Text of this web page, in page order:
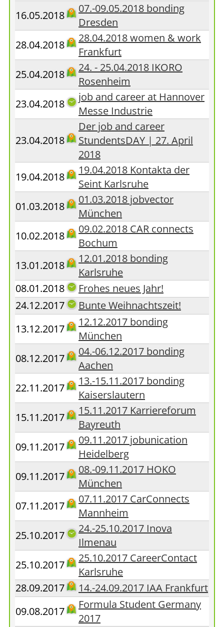
16.05.2018
07.-09.05.2018 bonding
Dresden
28.04.2018
28.04.2018 women & work
Frankfurt
25.04.2018
24. - 25.04.2018 IKORO
Rosenheim
23.04.2018
job and career at Hannover
Messe Industrie
23.04.2018
Der job and career
StundentsDAY | 27. April
2018
19.04.2018
19.04.2018 Kontakta der
Seint Karlsruhe
01.03.2018
01.03.2018 jobvector
München
10.02.2018
09.02.2018 CAR connects
Bochum
13.01.2018
12.01.2018 bonding
Karlsruhe
08.01.2018
Frohes neues Jahr!
24.12.2017
Bunte Weihnachtszeit!
13.12.2017
12.12.2017 bonding
München
08.12.2017
04.-06.12.2017 bonding
Aachen
22.11.2017
13.-15.11.2017 bonding
Kaiserslautern
15.11.2017
15.11.2017 Karriereforum
Bayreuth
09.11.2017
09.11.2017 jobunication
Heidelberg
09.11.2017
08.-09.11.2017 HOKO
München
07.11.2017
07.11.2017 CarConnects
Mannheim
25.10.2017
24.-25.10.2017 Inova
Ilmenau
25.10.2017
25.10.2017 CareerContact
Karlsruhe
28.09.2017
14.-24.09.2017 IAA Frankfurt
09.08.2017
Formula Student Germany
2017